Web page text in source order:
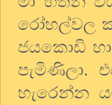
රෝහල්වල
ජයකොඩි
පැමිණිලා.
හැරෙන්න